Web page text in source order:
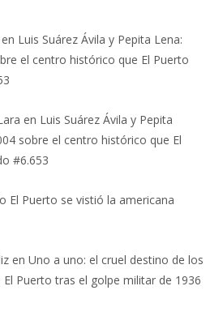
en Luis Suárez Ávila y Pepita Lena:
el centro histórico que El Puerto
en Luis Suárez Ávila y Pepita
sobre el centro histórico que El
#6.653
El Puerto se vistió la americana
en Uno a uno: el cruel destino de los
Puerto tras el golpe militar de 1936